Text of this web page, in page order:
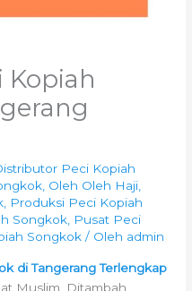
Kopiah
Peci Kopiah
Oleh Oleh Haji
Produksi Peci Kopiah
Songkok Pusat Peci
Songkok / Oleh admin
di Tangerang Terlengkap
Muslim. Ditambah